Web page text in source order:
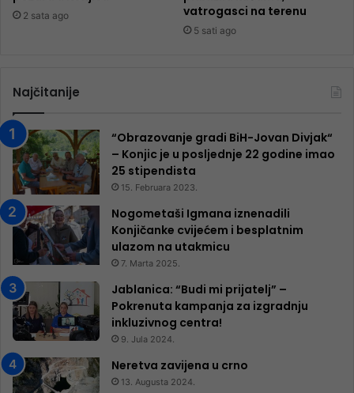
2 sata ago
vatrogasci na terenu
5 sati ago
Najčitanije
“Obrazovanje gradi BiH-Jovan Divjak“
– Konjic je u posljednje 22 godine imao
25 ​​stipendista
15. Februara 2023.
Nogometaši Igmana iznenadili
Konjičanke cvijećem i besplatnim
ulazom na utakmicu
7. Marta 2025.
Jablanica: “Budi mi prijatelj” –
Pokrenuta kampanja za izgradnju
inkluzivnog centra!
9. Jula 2024.
Neretva zavijena u crno
13. Augusta 2024.